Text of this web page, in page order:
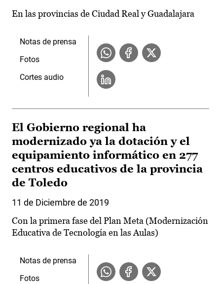
En las provincias de Ciudad Real y Guadalajara
Notas de prensa
Fotos
Cortes audio
El Gobierno regional ha
modernizado ya la dotación y el
equipamiento informático en 277
centros educativos de la provincia
de Toledo
11 de Diciembre de 2019
Con la primera fase del Plan Meta (Modernización
Educativa de Tecnología en las Aulas)
Notas de prensa
Fotos